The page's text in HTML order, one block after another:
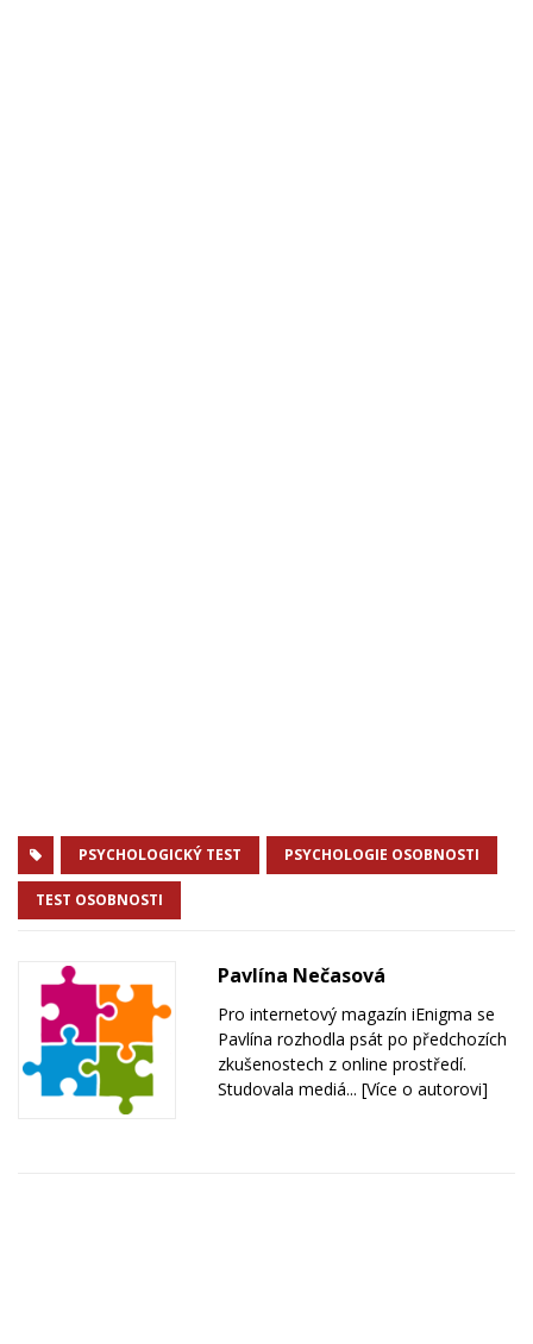
PSYCHOLOGICKÝ TEST PSYCHOLOGIE OSOBNOSTI
TEST OSOBNOSTI
Pavlína Nečasová
Pro internetový magazín iEnigma se
Pavlína rozhodla psát po předchozích
zkušenostech z online prostředí.
Studovala mediá... [Více o autorovi]